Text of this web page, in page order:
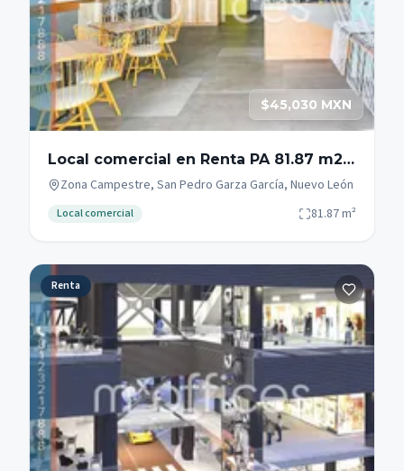
$45,030 MXN
Local comercial en Renta PA 81.87 m2
Zona Campestre San Pedro Garza
Zona Campestre, San Pedro Garza García, Nuevo León
Local comercial 81.87m²
Renta